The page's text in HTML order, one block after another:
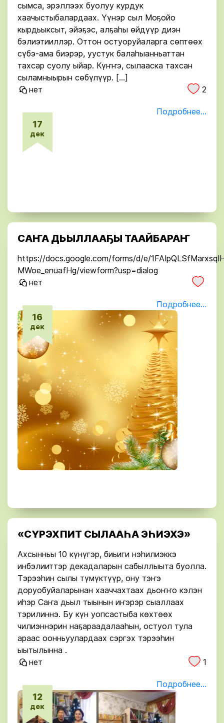
17
дек
сымса, эрэллээх буолуу курдук
хаачыстыбалардаах. Үүнэр сыл Моҕойо
кырдьыксыт, эйэ­ҕэс, алҕаһы өйдүүр диэн
бэлиэтииллэр. Оттон остуоруйаларга сөптөөх
сүбэ-ама биэрэр, уустук балаһыанньаттан
тахсар суолу ыйар. Күҥҥэ, сылааска тахсан
сыламныырын сөбүлүүр. […]
нет
2
Подробнее...
16
дек
САҤА ДЬЫЛЛААҔЫ ТААЙБАРАҤ
https://docs.google.com/forms/d/e/
MWoe_enuafHg/viewform?usp=dialog
нет
Подробнее...
12
дек
«СҮРЭХПИТ СЫЛААҺА ЭҺИЭХЭ»
Ахсынньы 10 күнүгэр, биьиги нэһилиэккэ
инбэлииттэр декадаларын сабыллыыта буолла.
Тэрээһин сылы түмүктүүр, ону тэҥэ
доруобуйаларынан хааччахтаах дьоҥҥо кэлэн
иһэр Саҥа дьыл тыынын иҥэрэр сыаллаах
тэрилиннэ. Бу күн уопсастыба көхтөөх
чилиэннэрин наҕараадалааһын, остуол тула
араас оонньуулардаах сэргэх тэрээһин
ыытылынна .
нет
1
Подробнее...